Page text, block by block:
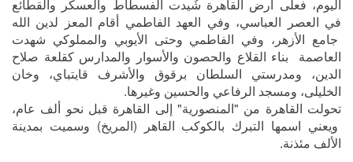
اليوم، فعلى أرض القاهرة شُيدت الفسطاط والعسكر والقطائع
في العصر العباسي، وفي العهد الفاطمي أقام المعز لدين الله
جامع الأزهر، وفي الفاطمي وحتى الأيوبي والمملوكي شهدت
العاصمة بناء القلاع والحصون والأسوار والمدارس كقلعة صلاح
الدين، ومدرستي السلطان برقوق والأشرف قايتباي، وخان
الخليلى، ومسجد الرفاعي والحسين وغيرها.
تحولت القاهرة من "المنصورية" إلى القاهرة قبل نحو ألف عام،
ويعني اسمها التبرك بالكوكب القاهر (المريخ) وسميت بمدينة
الألف مئذنة.